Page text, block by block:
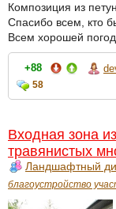
Композиция из
Спасибо всем, кто
Всем хорошей
+88
58
Входная зона
травянистых
Ландшафтный
благоустройство